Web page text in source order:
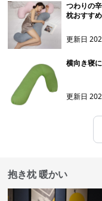
つわりの
枕おすす
更新日
横向き寝
更新日
抱き枕 暖かい